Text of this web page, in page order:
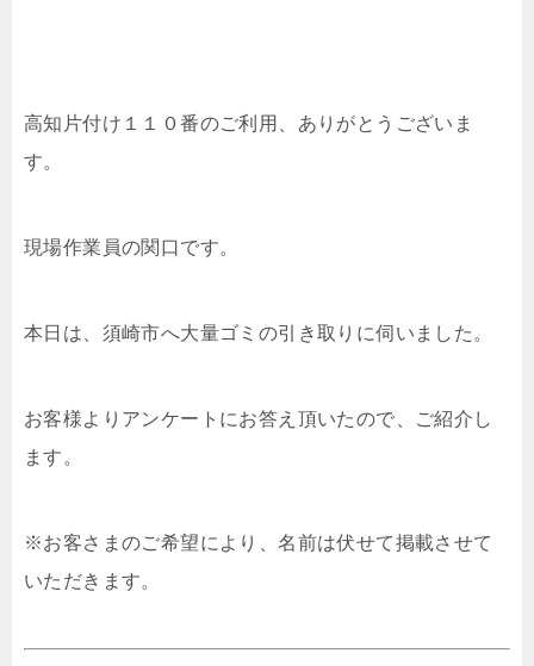
高知片付け１１０番のご利用、ありがとうございま
す。
現場作業員の関口です。
本日は、須崎市へ大量ゴミの引き取りに伺いました。
お客様よりアンケートにお答え頂いたので、ご紹介し
ます。
※お客さまのご希望により、名前は伏せて掲載させて
いただきます。